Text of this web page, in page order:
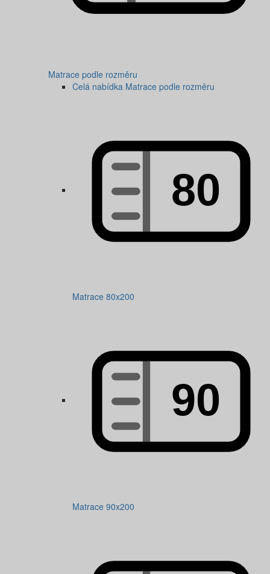
Matrace podle rozměru
Celá nabídka Matrace podle rozměru
Matrace 80x200
Matrace 90x200